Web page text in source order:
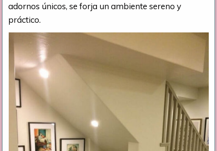
adornos únicos, se forja un ambiente sereno y
práctico.